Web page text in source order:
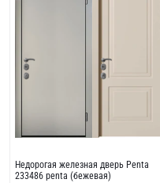
Недорогая железная дверь Penta
233486 penta (бежевая)